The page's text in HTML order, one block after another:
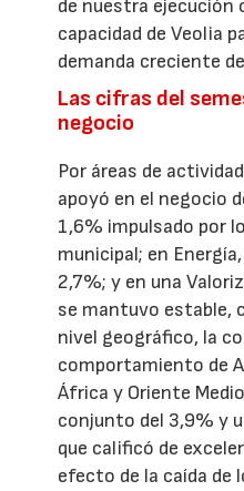
de nuestra ejecución
capacidad de Veolia
demanda creciente
Las cifras del
negocio
Por áreas de
apoyó en el negocio
1,6% impulsado por
municipal; en
2,7%; y en una
se mantuvo estable,
nivel geográfico, la
comportamiento de
África y Oriente
conjunto del 3,9% y
que calificó de
efecto de la caída de